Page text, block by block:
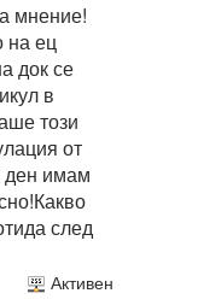
мнение!
на ец
док се
в
този
от
ден имам
след
Активен